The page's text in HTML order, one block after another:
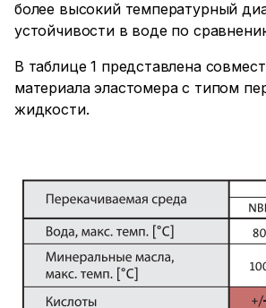
более высокий температурный
устойчивости в воде по
В таблице 1 представлена
материала эластомера с типом
жидкости.